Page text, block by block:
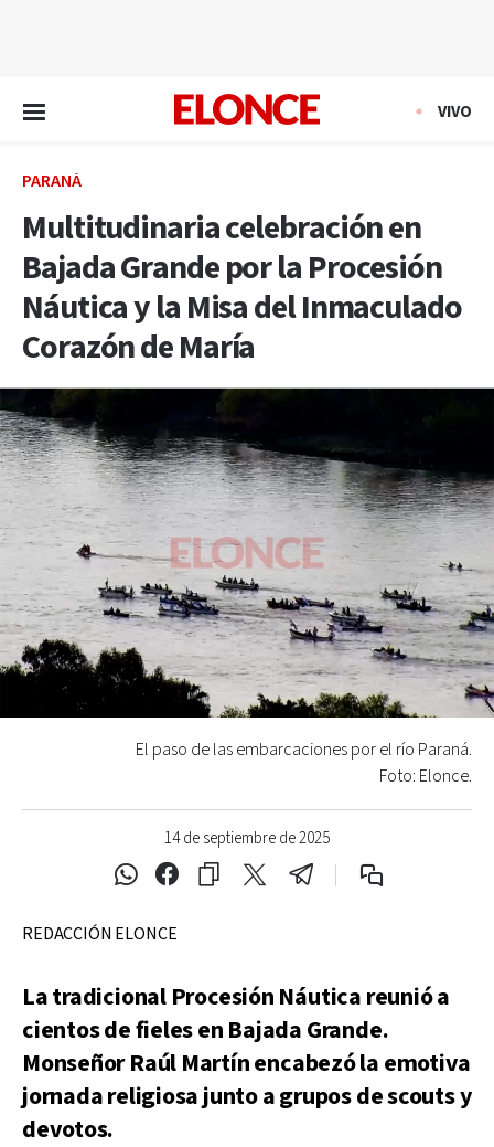
VIVO
PARANÁ
Multitudinaria celebración en
Bajada Grande por la Procesión
Náutica y la Misa del Inmaculado
Corazón de María
14 de septiembre de 2025
El paso de las embarcaciones por el río Paraná.
Foto: Elonce.
REDACCIÓN ELONCE
La tradicional Procesión Náutica reunió a
cientos de fieles en Bajada Grande.
Monseñor Raúl Martín encabezó la emotiva
jornada religiosa junto a grupos de scouts y
devotos.